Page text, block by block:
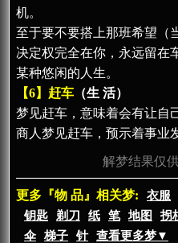
机。
至于要不要搭上那班希望（
决定权完全在你，永远留在
某种悠闲的人生。
【6】赶车 （生 活）
梦见赶车，意味着会有让自
商人梦见赶车，预示着事业
解梦结果仅
更多『物 品』相关梦: 衣服
钥匙
剃刀 纸 笔 地图 拐
伞
梯子 针 查看更多梦▼